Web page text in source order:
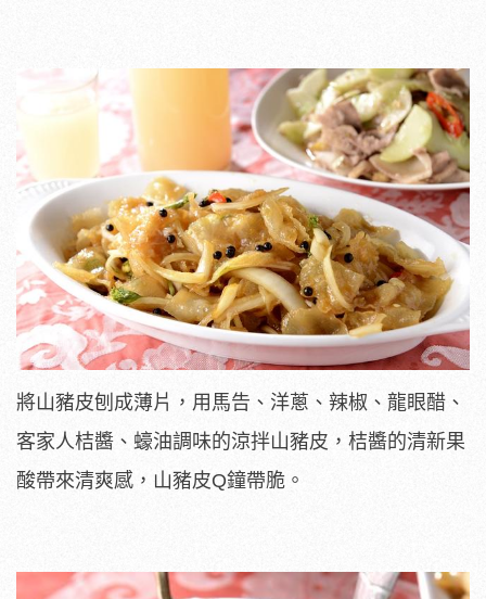
將山豬皮刨成薄片，用馬告、洋蔥、辣椒、龍眼醋、
客家人桔醬、蠔油調味的涼拌山豬皮，桔醬的清新果
酸帶來清爽感，山豬皮Q鐘帶脆。